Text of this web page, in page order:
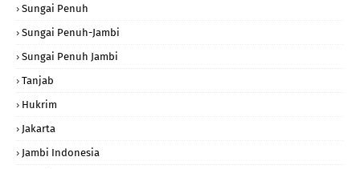
Sungai Penuh
Sungai Penuh-Jambi
Sungai Penuh Jambi
Tanjab
Hukrim
Jakarta
Jambi Indonesia